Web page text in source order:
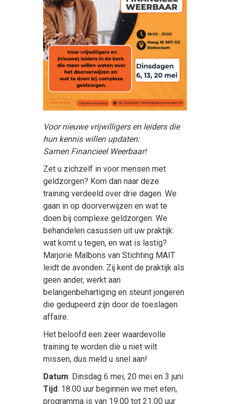
Voor nieuwe vrijwilligers en leiders die
hun kennis willen updaten:
Samen Financieel Weerbaar!
Zet u zichzelf in voor mensen met
geldzorgen? Kom dan naar deze
training verdeeld over drie dagen. We
gaan in op doorverwijzen en wat te
doen bij complexe geldzorgen. We
behandelen casussen uit uw praktijk:
wat komt u tegen, en wat is lastig?
Marjorie Malbons van Stichting MAIT
leidt de avonden. Zij kent de praktijk als
geen ander, werkt aan
belangenbehartiging en steunt jongeren
die gedupeerd zijn door de toeslagen
affaire.
Het beloofd een zeer waardevolle
training te worden die u niet wilt
missen, dus meld u snel aan!
Datum: Dinsdag 6 mei, 20 mei en 3 juni
Tijd: 18.00 uur beginnen we met eten,
programma is van 19.00 tot 21.00 uur